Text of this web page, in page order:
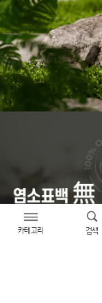
카테고리 검색